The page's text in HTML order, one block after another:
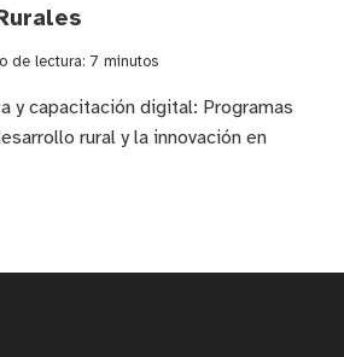
de lectura: 7 minutos
y capacitación digital: Programas
rural y la innovación en